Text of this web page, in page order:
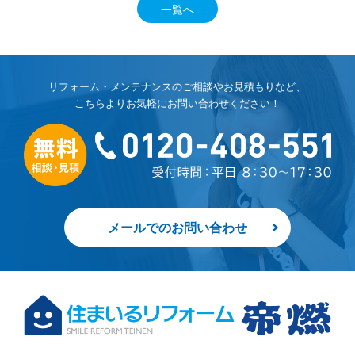
一覧へ
リフォーム・メンテナンスのご相談やお見積もりなど、
こちらよりお気軽にお問い合わせください！
メールでのお問い合わせ